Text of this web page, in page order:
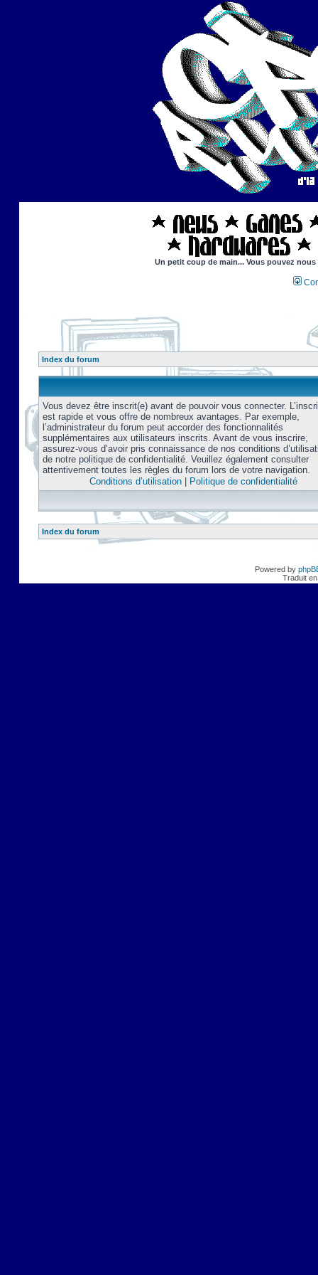
Un petit coup de main... Vous pouvez
Index du forum
Vous devez être inscrit(e) avant de pouvoir vous connecter.
est rapide et vous offre de nombreux avantages. Par exemple,
l’administrateur du forum peut accorder des fonctionnalités
supplémentaires aux utilisateurs inscrits. Avant de vous inscrire,
assurez-vous d’avoir pris connaissance de nos conditions
de notre politique de confidentialité. Veuillez également consulter
attentivement toutes les règles du forum lors de votre navigation.
Conditions d’utilisation| Politique de confidentialité
Index du forum
Powered by
Traduit